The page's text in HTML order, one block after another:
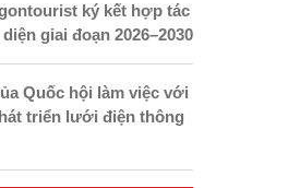
ký kết hợp tác
giai đoạn 2026–2030
Quốc hội làm việc với
triển lưới điện thông